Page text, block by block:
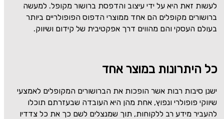
לעשות זאת היא על ידי עיצוב והדפסת ברושור מקופל. למעשה
ברושורים מקופלים הם אחד ממוצרי הדפוס הפופולריים ביותר
בעולם העסקי והם מהווים דרך אפקטיבית של קידום ושיווק.
כל היתרונות במוצר אחד
ישנן סיבות רבות אשר הופכות את הברושורים המקופלים לאמצעי
שיווקי פופולרי ונפוץ, אחת מהן היא העובדה שבעזרתם תוכלו
להעביר מידע רב ללקוחות, תוך שמנצלים לשם כך את כל צדדיו